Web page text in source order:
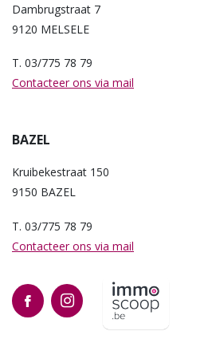
Dambrugstraat 7
9120 MELSELE
T. 03/775 78 79
Contacteer ons via mail
BAZEL
Kruibekestraat 150
9150 BAZEL
T. 03/775 78 79
Contacteer ons via mail